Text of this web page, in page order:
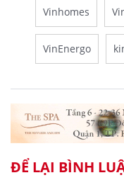
Vinhomes
VinEnergo
ĐỂ LẠI BÌNH